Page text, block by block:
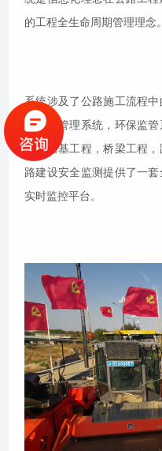
的工程全生命周期管理理念。
系统涉及了公路施工流程
量进度管理系统，环保监
涵盖路基工程，桥梁工程
路建设安全监测提供了一
实时监控平台。